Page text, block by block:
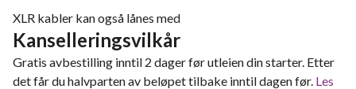
XLR kabler kan også lånes med
Kanselleringsvilkår
Gratis avbestilling inntil 2 dager før utleien din starter. Etter
det får du halvparten av beløpet tilbake inntil dagen før. Les